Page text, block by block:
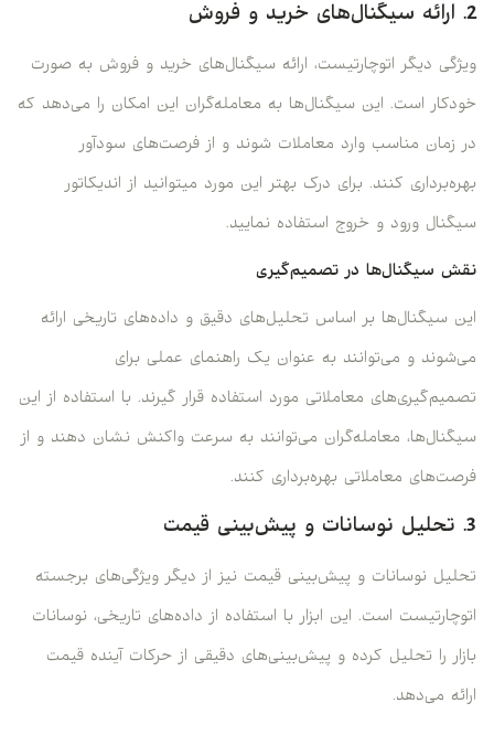
2. ارائه سیگنال‌های خرید و فروش
ویژگی دیگر اتوچارتیست، ارائه سیگنال‌های خرید و فروش به صورت
خودکار است. این سیگنال‌ها به معامله‌گران این امکان را می‌دهد که
در زمان مناسب وارد معاملات شوند و از فرصت‌های سودآور
بهره‌برداری کنند. برای درک بهتر این مورد میتوانید از اندیکاتور
سیگنال ورود و خروج استفاده نمایید.
نقش سیگنال‌ها در تصمیم‌گیری
این سیگنال‌ها بر اساس تحلیل‌های دقیق و داده‌های تاریخی ارائه
می‌شوند و می‌توانند به عنوان یک راهنمای عملی برای
تصمیم‌گیری‌های معاملاتی مورد استفاده قرار گیرند. با استفاده از این
سیگنال‌ها، معامله‌گران می‌توانند به سرعت واکنش نشان دهند و از
فرصت‌های معاملاتی بهره‌برداری کنند.
3. تحلیل نوسانات و پیش‌بینی قیمت
تحلیل نوسانات و پیش‌بینی قیمت نیز از دیگر ویژگی‌های برجسته
اتوچارتیست است. این ابزار با استفاده از داده‌های تاریخی، نوسانات
بازار را تحلیل کرده و پیش‌بینی‌های دقیقی از حرکات آینده قیمت
ارائه می‌دهد.